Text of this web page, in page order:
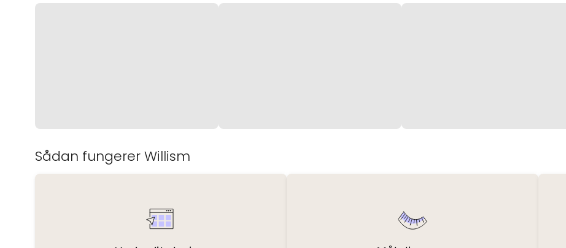
Sådan fungerer Willism